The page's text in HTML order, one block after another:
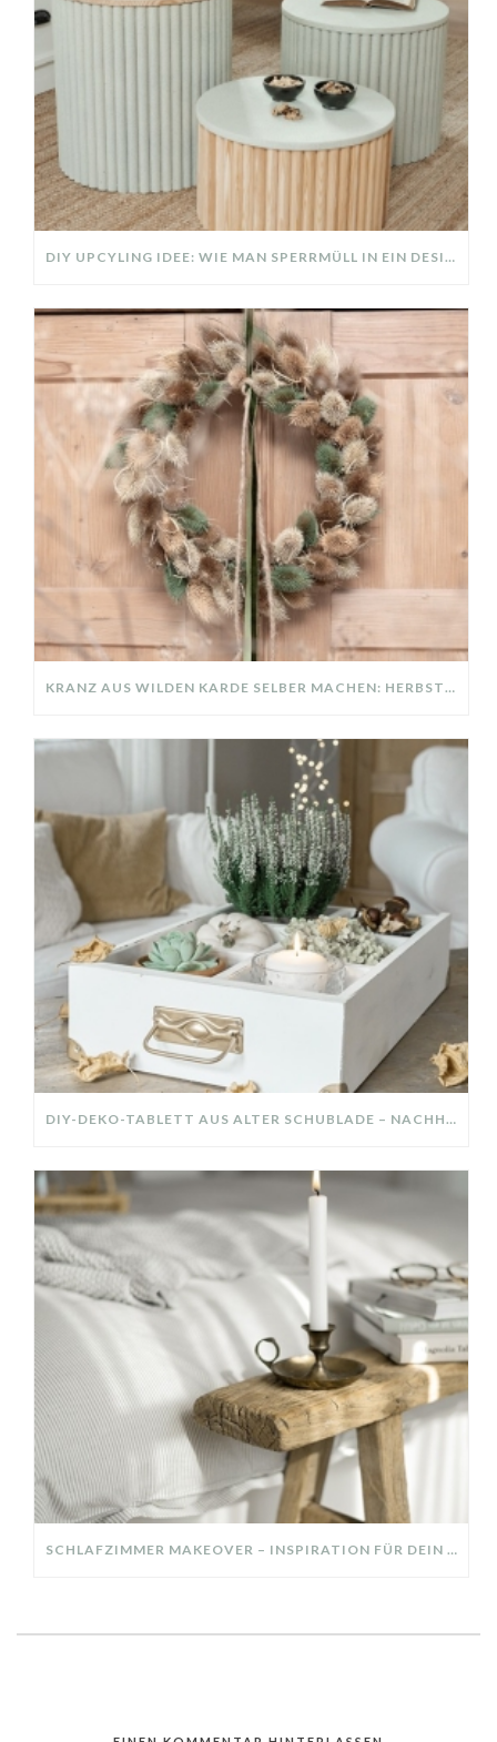
DIY UPCYLING IDEE: WIE MAN SPERRMÜLL IN EIN DESIGNER TEIL VERWANDELT
KRANZ AUS WILDEN KARDE SELBER MACHEN: HERBSTDEKO GANZ EINFACH
DIY-DEKO-TABLETT AUS ALTER SCHUBLADE – NACHHALTIGE HERBSTDEKO SELBER MACHEN!
SCHLAFZIMMER MAKEOVER – INSPIRATION FÜR DEIN SCHLAFZIMMER: AUS ALT MACH NEU – HELL, GEMÜTLICH UND EINLADEND